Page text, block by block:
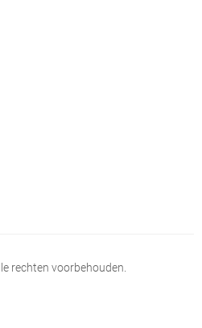
rechten voorbehouden.